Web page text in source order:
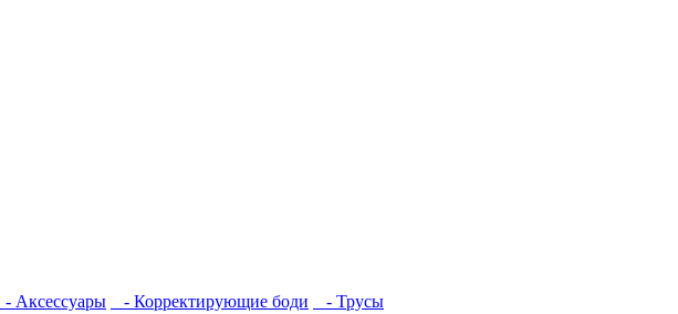
- Аксессуары - Корректирующие боди - Трусы